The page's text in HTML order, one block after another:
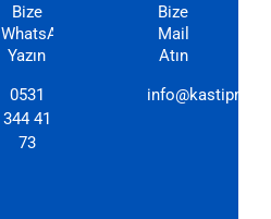
Bize
WhatsApp'dan
Yazın
0531
344 41
73
Bize
Mail
Atın